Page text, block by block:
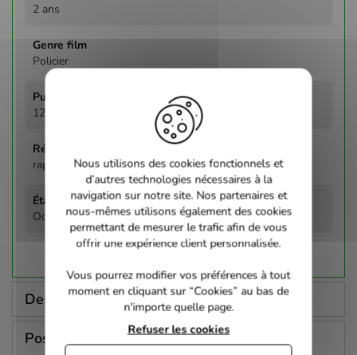
2 ans
Policier
12
raphael nussbaum
Occasion - Parfait état
Description
Poser une question
Nous utilisons des cookies fonctionnels et
d’autres technologies nécessaires à la
navigation sur notre site. Nos partenaires et
nous-mêmes utilisons également des cookies
permettant de mesurer le trafic afin de vous
offrir une expérience client personnalisée.
Vous pourrez modifier vos préférences à tout
moment en cliquant sur “Cookies” au bas de
n'importe quelle page.
Refuser les cookies